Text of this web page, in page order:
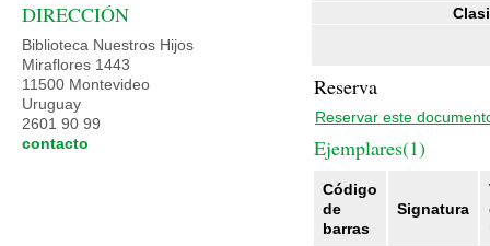
Reserva
Reservar este
Ejemplares(1)
Código
de
barras
Signatura
DIRECCIÓN
Biblioteca Nuestros Hijos
Miraflores 1443
11500 Montevideo
Uruguay
2601 90 99
contacto